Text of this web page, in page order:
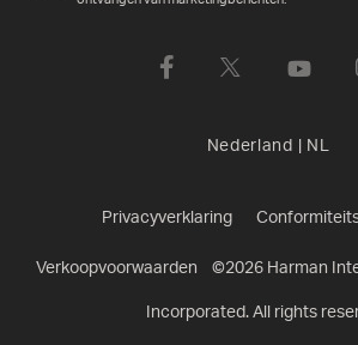
Nederland NL
Privacyverklaring
Verkoopvoorwaarden ©2026Harman
Incorporated. All rights